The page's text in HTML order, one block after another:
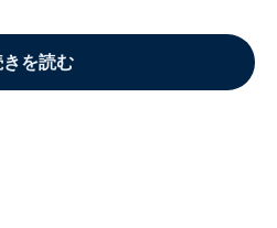
きを読む